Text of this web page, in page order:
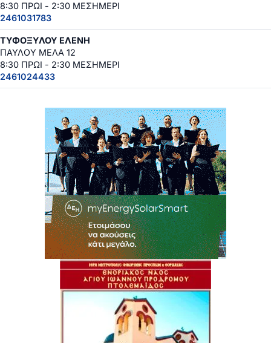
8:30 ΠΡΩΙ - 2:30 ΜΕΣΗΜΕΡΙ
2461031783
ΤΥΦΟΞΥΛΟΥ ΕΛΕΝΗ
ΠΑΥΛΟΥ ΜΕΛΑ 12
8:30 ΠΡΩΙ - 2:30 ΜΕΣΗΜΕΡΙ
2461024433